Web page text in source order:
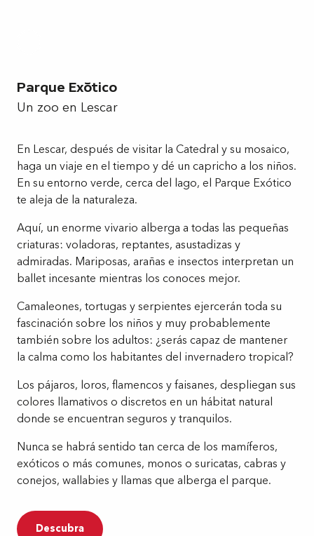
Parque Exótico
Un zoo en Lescar
En Lescar, después de visitar la Catedral y su mosaico,
haga un viaje en el tiempo y dé un capricho a los niños.
En su entorno verde, cerca del lago, el Parque Exótico
te aleja de la naturaleza.
Aquí, un enorme vivario alberga a todas las pequeñas
criaturas: voladoras, reptantes, asustadizas y
admiradas. Mariposas, arañas e insectos interpretan un
ballet incesante mientras los conoces mejor.
Camaleones, tortugas y serpientes ejercerán toda su
fascinación sobre los niños y muy probablemente
también sobre los adultos: ¿serás capaz de mantener
la calma como los habitantes del invernadero tropical?
Los pájaros, loros, flamencos y faisanes, despliegan sus
colores llamativos o discretos en un hábitat natural
donde se encuentran seguros y tranquilos.
Nunca se habrá sentido tan cerca de los mamíferos,
exóticos o más comunes, monos o suricatas, cabras y
conejos, wallabies y llamas que alberga el parque.
Descubra